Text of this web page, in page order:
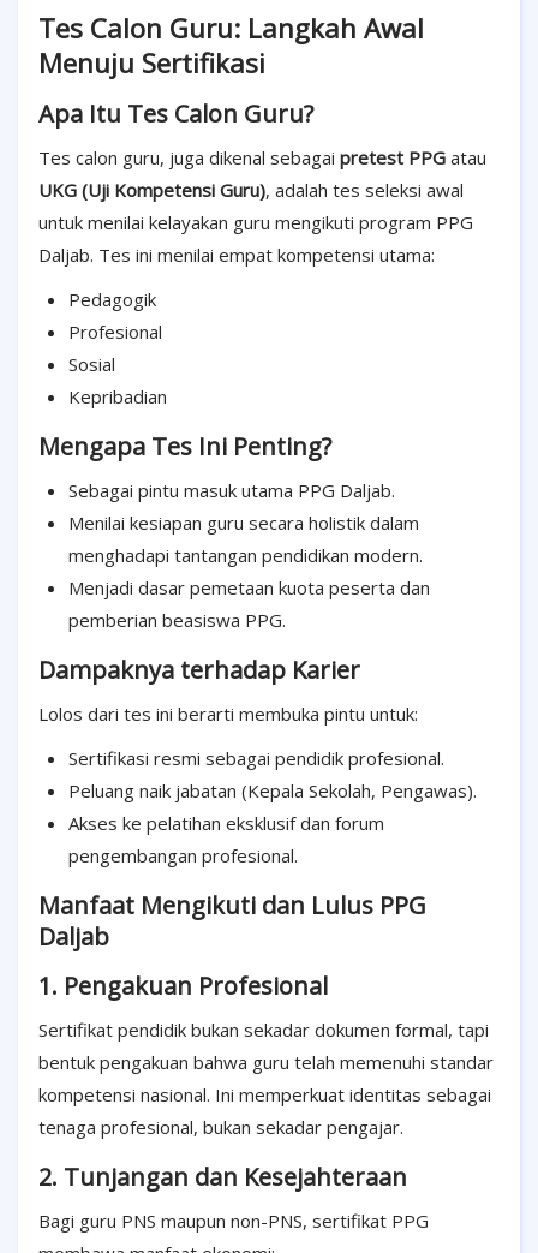
Tes Calon Guru: Langkah Awal
Menuju Sertifikasi
Apa Itu Tes Calon Guru?
Tes calon guru, juga dikenal sebagai pretest PPG atau
UKG (Uji Kompetensi Guru), adalah tes seleksi awal
untuk menilai kelayakan guru mengikuti program PPG
Daljab. Tes ini menilai empat kompetensi utama:
Pedagogik
Profesional
Sosial
Kepribadian
Mengapa Tes Ini Penting?
Sebagai pintu masuk utama PPG Daljab.
Menilai kesiapan guru secara holistik dalam
menghadapi tantangan pendidikan modern.
Menjadi dasar pemetaan kuota peserta dan
pemberian beasiswa PPG.
Dampaknya terhadap Karier
Lolos dari tes ini berarti membuka pintu untuk:
Sertifikasi resmi sebagai pendidik profesional.
Peluang naik jabatan (Kepala Sekolah, Pengawas).
Akses ke pelatihan eksklusif dan forum
pengembangan profesional.
Manfaat Mengikuti dan Lulus PPG
Daljab
1. Pengakuan Profesional
Sertifikat pendidik bukan sekadar dokumen formal, tapi
bentuk pengakuan bahwa guru telah memenuhi standar
kompetensi nasional. Ini memperkuat identitas sebagai
tenaga profesional, bukan sekadar pengajar.
2. Tunjangan dan Kesejahteraan
Bagi guru PNS maupun non-PNS, sertifikat PPG